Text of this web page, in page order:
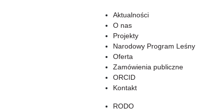
Aktualności
O nas
Projekty
Narodowy Program Leśny
Oferta
Zamówienia publiczne
ORCID
Kontakt
RODO